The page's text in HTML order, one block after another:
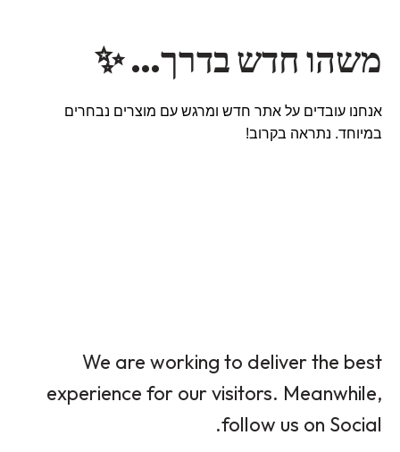
משהו חדש בדרך… ✨
אנחנו עובדים על אתר חדש ומרגש עם מוצרים נבחרים
במיוחד. נתראה בקרוב!
We are working to deliver the best
experience for our visitors. Meanwhile,
follow us on Social.